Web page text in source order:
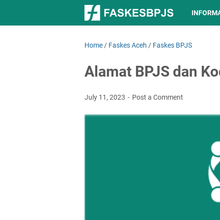
Home / Faskes Aceh / Faskes BPJS
Alamat BPJS dan
July 11, 2023 Post a Comment